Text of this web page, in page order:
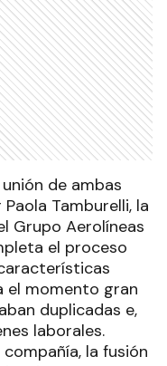
de ambas
Tamburelli, la
Grupo Aerolíneas
el proceso
el momento gran
duplicadas e,
laborales.
la fusión